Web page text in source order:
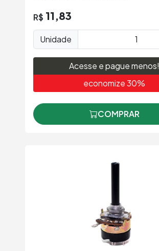
R$ 11,83
Unidade
Acesse e pague menos!
economize 30%
COMPRAR